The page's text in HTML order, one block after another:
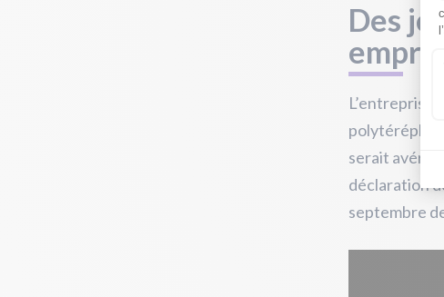
Des
L’entreprise
serait avéré
déclaration
septembre